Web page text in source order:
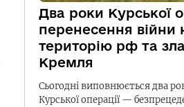
Два роки Курської
перенесення війни
територію рф та
Кремля
Сьогодні виповнюється два
Курської операції —